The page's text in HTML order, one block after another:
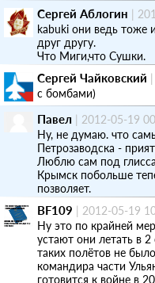
Сергей Аблогин |
kabuki они ведь тоже
друг другу.
Что Миги,что Сушки.
Сергей Чайковский |
с бомбами)
Павел | 2012-05-19
Ну, не думаю. что
Петрозаводска -
Люблю сам под
Крымск побольше
позволяет.
BF109 | 2012-05-19
Ну это по крайней
устают они летать в
таких полётов не
командира части
готовится к войне в